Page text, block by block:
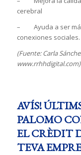
cerebral
– Ayuda a ser más
conexiones sociales.
(Fuente: Carla
www.rrhhdigital.com)
AVÍS!
PALOMO
EL CRÈDIT
TEVA